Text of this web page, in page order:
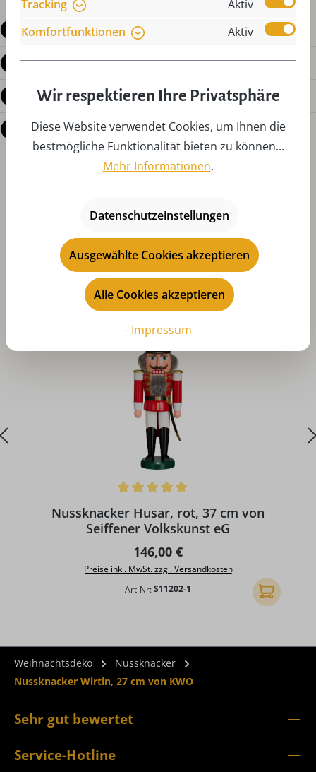
Beschreibung
Produktdetails
Bewertungen
Fragen zum Produkt
Produktgalerie überspringen
Das könnte Ihnen auch gefallen
Nussknacker Husar, rot, 37 cm von
Seiffener Volkskunst eG
Regulärer Preis:
146,00 €
Preise inkl. MwSt. zzgl. Versandkosten
Art-Nr:S11202-1 In den
Weihnachtsdeko
Nussknacker
Nussknacker Wirtin, 27 cm von KWO
Sehr gut bewertet
Service-Hotline
Tracking
Aktiv
Komfortfunktionen
Aktiv
Wir respektieren Ihre Privatsphäre
Diese Website verwendet Cookies, um Ihnen die
bestmögliche Funktionalität bieten zu können...
Mehr Informationen.
Datenschutzeinstellungen
Ausgewählte Cookies akzeptieren
Alle Cookies akzeptieren
- Impressum